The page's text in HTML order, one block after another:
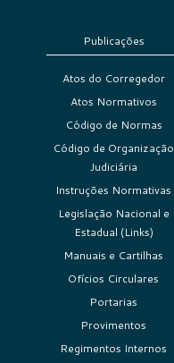
Publicações
Atos do Corregedor
Atos Normativos
Código de Normas
Código de Organização
Judiciária
Instruções Normativas
Legislação Nacional e
Estadual (Links)
Manuais e Cartilhas
Ofícios Circulares
Portarias
Provimentos
Regimentos Internos